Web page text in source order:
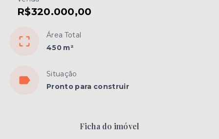
R$320.000,00
Área Total
450 m²
Situação
Pronto para construir
Ficha do imóvel